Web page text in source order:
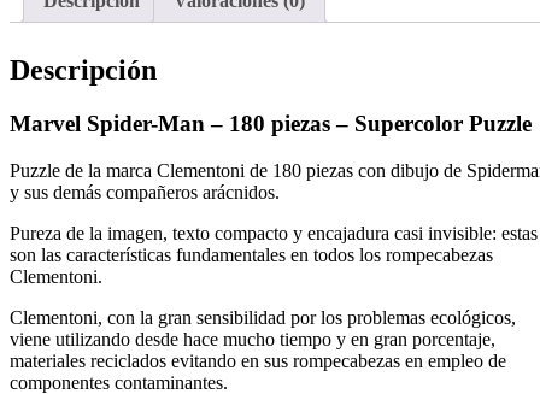
Descripción
Marvel Spider-Man – 180 piezas – Supercolor Puzzle
Puzzle de la marca Clementoni de 180 piezas con dibujo de
y sus demás compañeros arácnidos.
Pureza de la imagen, texto compacto y encajadura casi invisible: estas
son las características fundamentales en todos los rompecabezas
Clementoni.
Clementoni, con la gran sensibilidad por los problemas ecológicos,
viene utilizando desde hace mucho tiempo y en gran porcentaje,
materiales reciclados evitando en sus rompecabezas en empleo de
componentes contaminantes.